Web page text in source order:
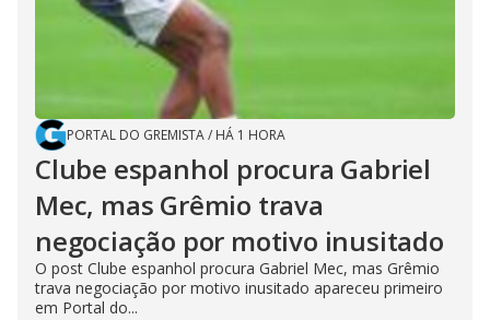
PORTAL DO GREMISTA/ HÁ 1 HORA
Clube espanhol procura Gabriel
Mec, mas Grêmio trava
negociação por motivo inusitado
O post Clube espanhol procura Gabriel Mec, mas Grêmio
trava negociação por motivo inusitado apareceu primeiro
em Portal do...